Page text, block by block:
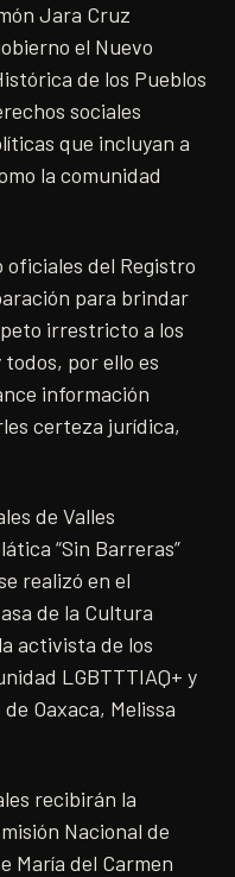
Jara Cruz
el Nuevo
de los Pueblos
sociales
que incluyan a
la comunidad
oficiales del Registro
para brindar
irrestricto a los
por ello es
información
certeza jurídica,
de Valles
“Sin Barreras”
realizó en el
de la Cultura
activista de los
LGBTTTIAQ+ y
Oaxaca, Melissa
recibirán la
Nacional de
María del Carmen